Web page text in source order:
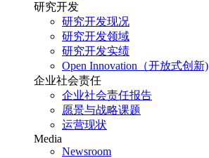
研究开发
研究开发现况
研究开发领域
研究开发实绩
Open Innovation（开放式创新)
企业社会责任
企业社会责任报告
愿景与战略课题
运营现状
Media
Newsroom